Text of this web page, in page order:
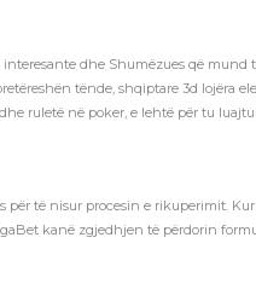
dhe Shumëzues që mund
tënde, shqiptare 3d lojëra
ruletë në poker, e lehtë për tu
të nisur procesin e rikuperimit.
kanë zgjedhjen të përdorin